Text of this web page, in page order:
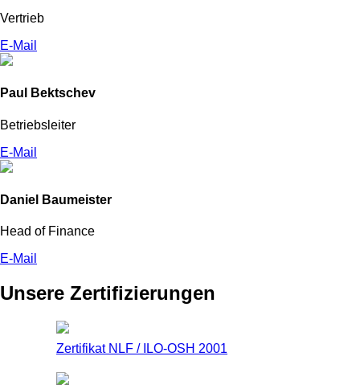
Vertrieb
E-Mail
Paul Bektschev
Betriebsleiter
E-Mail
Daniel Baumeister
Head of Finance
E-Mail
Unsere Zertifizierungen
Zertifikat NLF / ILO-OSH 2001